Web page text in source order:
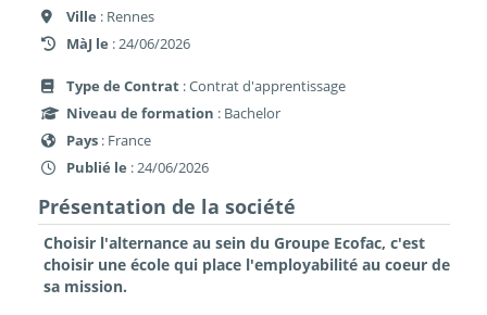
Ville : Rennes
MàJ le : 24/06/2026
Type de Contrat : Contrat d'apprentissage
Niveau de formation : Bachelor
Pays : France
Publié le : 24/06/2026
Présentation de la société
Choisir l'alternance au sein du Groupe Ecofac, c'est
choisir une école qui place l'employabilité au coeur de
sa mission.